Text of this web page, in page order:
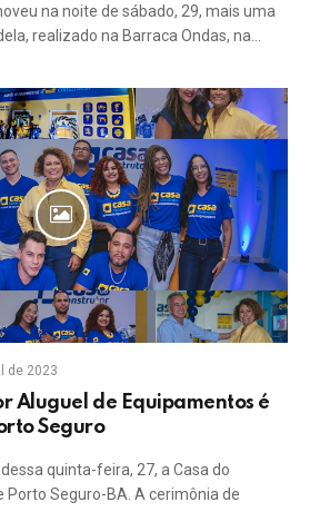
na noite de sábado, 29, mais uma
realizado na Barraca Ondas, na…
de 2023
Aluguel de Equipamentos é
Seguro
quinta-feira, 27, a Casa do
Porto Seguro-BA. A cerimônia de